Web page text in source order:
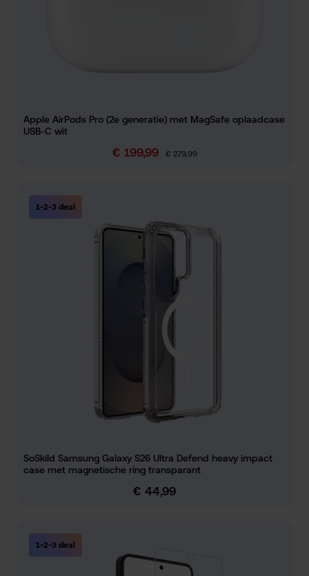
Apple AirPods Pro (2e generatie) met MagSafe oplaadcase
USB-C wit
Verkoopprijs:
€ 199,99 Normale prijs:
€ 279,99
1-2-3 deal
SoSkild Samsung Galaxy S26 Ultra Defend heavy impact
case met magnetische ring transparant
Normale prijs:
€ 44,99
1-2-3 deal